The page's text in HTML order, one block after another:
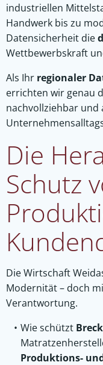
industriellen
Handwerk bis zu
Datensicherheit die
Wettbewerbskraft
Als Ihr regionaler
errichten wir genau
nachvollziehbar und
Die
Schutz
Die Wirtschaft
Modernität – doch
Verantwortung.
Wie schützt
Produktions-